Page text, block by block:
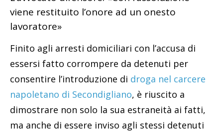
viene restituito l’onore ad un onesto
lavoratore»
Finito agli arresti domiciliari con l’accusa di
essersi fatto corrompere da detenuti per
consentire l’introduzione di droga nel carcere
napoletano di Secondigliano, è riuscito a
dimostrare non solo la sua estraneità ai fatti,
ma anche di essere inviso agli stessi detenuti